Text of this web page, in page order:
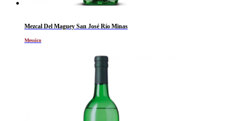
Mezcal Del Maguey San José Río Minas
Messico